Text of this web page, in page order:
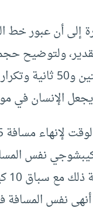
ولتوضيح
الإنسان